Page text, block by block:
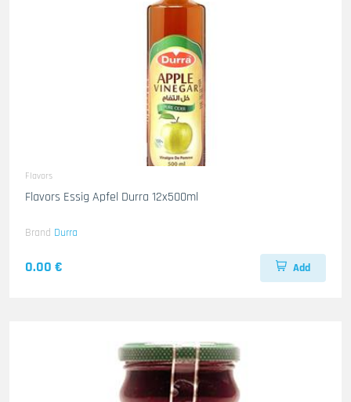
Flavors
Flavors Essig Apfel Durra 12x500ml
Brand Durra
0.00 € Add